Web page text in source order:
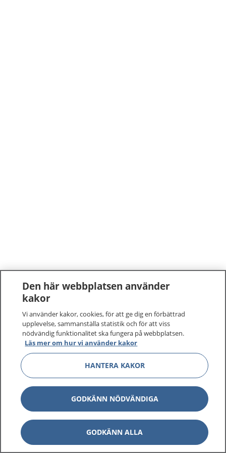
Den här webbplatsen använder
kakor
Vi använder kakor, cookies, för att ge dig en förbättrad
upplevelse, sammanställa statistik och för att viss
nödvändig funktionalitet ska fungera på webbplatsen.
Läs mer om hur vi använder kakor
HANTERA KAKOR
GODKÄNN NÖDVÄNDIGA
GODKÄNN ALLA